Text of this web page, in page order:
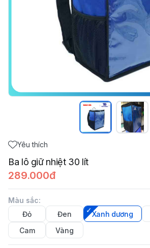
Yêu thích
Ba lô giữ nhiệt 30 lít
289.000đ
Màu sắc:
Đỏ
Đen Xanh dương
Cam
Vàng